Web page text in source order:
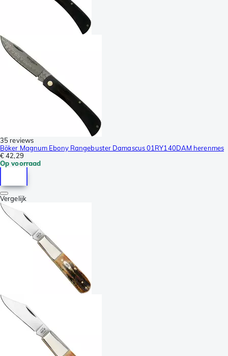
35 reviews
Böker Magnum Ebony Rangebuster Damascus 01RY140DAM herenmes
€ 42,29
Op voorraad
Vergelijk